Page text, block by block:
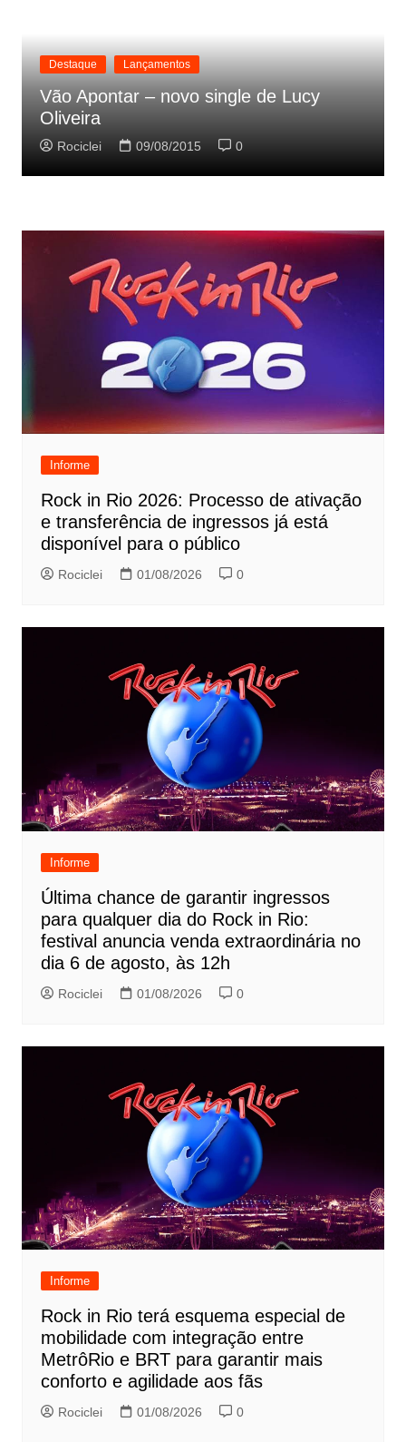
Destaque Lançamentos
Vão Apontar – novo single de Lucy
Oliveira
Rociclei 09/08/2015 0
Informe
Rock in Rio 2026: Processo de ativação
e transferência de ingressos já está
disponível para o público
Rociclei 01/08/2026 0
Informe
Última chance de garantir ingressos
para qualquer dia do Rock in Rio:
festival anuncia venda extraordinária no
dia 6 de agosto, às 12h
Rociclei 01/08/2026 0
Informe
Rock in Rio terá esquema especial de
mobilidade com integração entre
MetrôRio e BRT para garantir mais
conforto e agilidade aos fãs
Rociclei 01/08/2026 0